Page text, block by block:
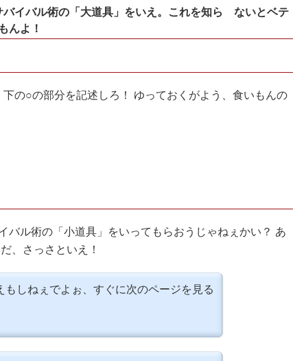
バイバル術の「大道具」をいえ。これを知ら ないとベテ
んよ！
の○の部分を記述しろ！ ゆっておくがよう、食いもんの
ル術の「小道具」をいってもらおうじゃねぇかい？ あ
、さっさといえ！
しねぇでよぉ、すぐに次のページを見る